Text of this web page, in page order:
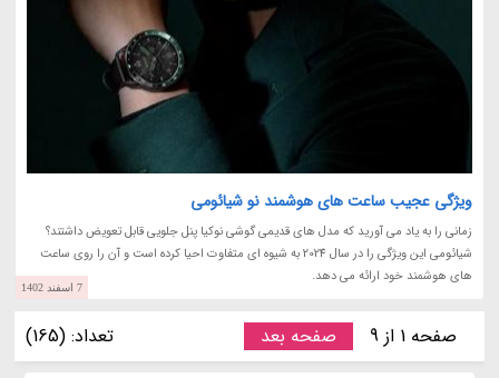
ویژگی عجیب ساعت های هوشمند نو شیائومی
زمانی را به یاد می آورید که مدل های قدیمی گوشی نوکیا پنل جلویی قابل تعویض داشتند؟
شیائومی این ویژگی را در سال 2024 به شیوه ای متفاوت احیا کرده است و آن را روی ساعت
های هوشمند خود ارائه می دهد.
7 اسفند 1402
صفحه 1 از 9 صفحه بعد تعداد: (165)